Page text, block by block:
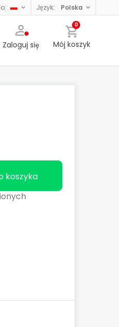
język: polska
Zaloguj się
0
Mój koszyk
koszyka